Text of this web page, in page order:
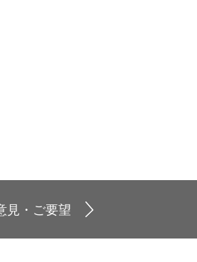
見・ご要望